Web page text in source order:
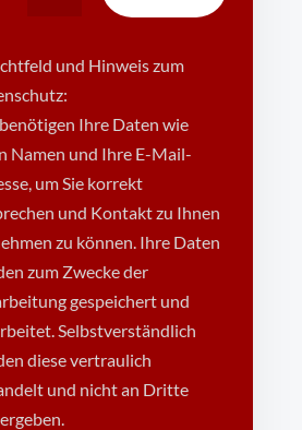
und Hinweis zum
Ihre Daten wie
Namen und Ihre E-Mail-
um Sie korrekt
und Kontakt zu Ihnen
zu können. Ihre Daten
zum Zwecke der
gespeichert und
Selbstverständlich
diese vertraulich
und nicht an Dritte